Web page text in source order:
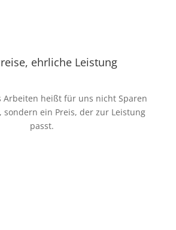
ehrliche Leistung
Arbeiten heißt für uns nicht Sparen
sondern ein Preis, der zur Leistung
passt.